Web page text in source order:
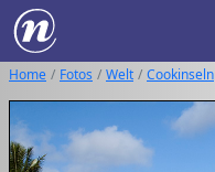
Home Fotos Welt Cookinseln